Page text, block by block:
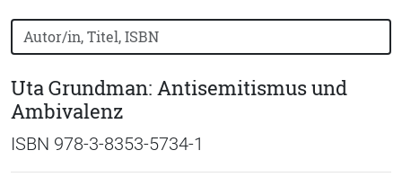
Bücher nach Buchtitel, Autorennamen oder ISBN
Uta Grundman: Antisemitismus und
Ambivalenz
ISBN 978-3-8353-5734-1